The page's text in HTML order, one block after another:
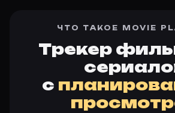
ЧТО ТАКОЕ MOVIE
Трекер
с